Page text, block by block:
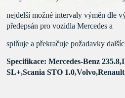
nejdelší možné intervalyvýměn dle
předepsán pro vozidla Mercedesa
splňuje a překračuje požadavky
Specifikace: Mercedes-Benz
SL+,Scania STO 1.0,Volvo,Renault